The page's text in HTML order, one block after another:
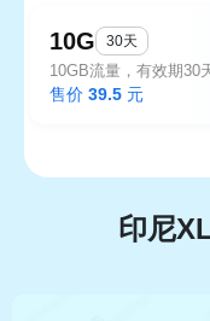
10G 30天
10GB流量，有效期30
售价 39.5 元
印尼